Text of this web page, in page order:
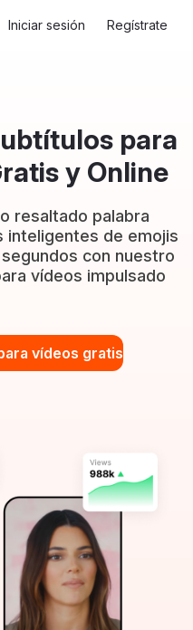
Iniciar sesión Regístrate
para
y Online
resaltado palabra
inteligentes de emojis
con nuestro
vídeos impulsado
vídeos gratis